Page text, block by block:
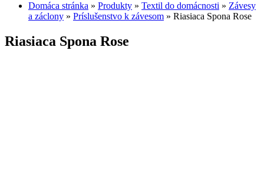
Domáca stránka » Produkty » Textil do domácnosti » Závesy
a záclony » Príslušenstvo k závesom » Riasiaca Spona Rose
Riasiaca Spona Rose